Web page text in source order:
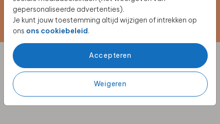
gepersonaliseerde advertenties).
Je kunt jouw toestemming altijd wijzigen of intrekken op
ons ons cookiebeleid.
Accepteren
Weigeren
Schrijf je nu in
Klantenservice